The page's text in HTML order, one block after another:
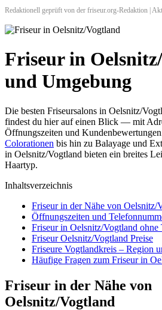
Redaktionell geprüft von der friseur.org-Redaktion |
Friseur in
und Umgebung
Die besten Friseursalons in Oelsnitz/
findest du hier auf einen Blick — mit
Öffnungszeiten und
Colorationen bis hin zu Balayage und
in Oelsnitz/Vogtland bieten ein breites
Haartyp.
Inhaltsverzeichnis
Friseur in der Nähe von Oelsnitz/
Öffnungszeiten und
Friseur in Oelsnitz/Vogtland ohne
Friseur Oelsnitz/Vogtland Preise
Friseure Vogtlandkreis – Region
Häufige Fragen zum Friseur in
Friseur in der Nähe von
Oelsnitz/Vogtland